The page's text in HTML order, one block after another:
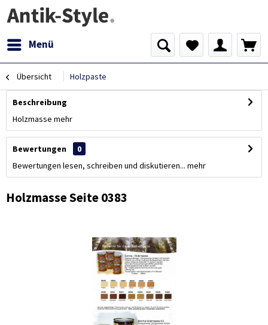
Menü
Übersicht Holzpaste
Beschreibung
Holzmasse mehr
Bewertungen
0
Bewertungen lesen, schreiben und diskutieren... mehr
Holzmasse Seite 0383